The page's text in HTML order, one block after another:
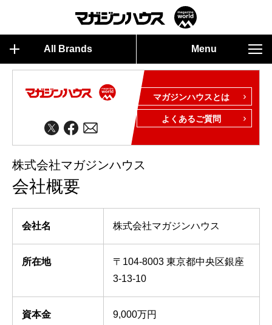
All Brands Menu
マガジンハウスとは
よくあるご質問
株式会社マガジンハウス
会社概要
会社名 株式会社マガジンハウス
所在地
〒104-8003 東京都中央区銀座
3-13-10
資本金 9,000万円